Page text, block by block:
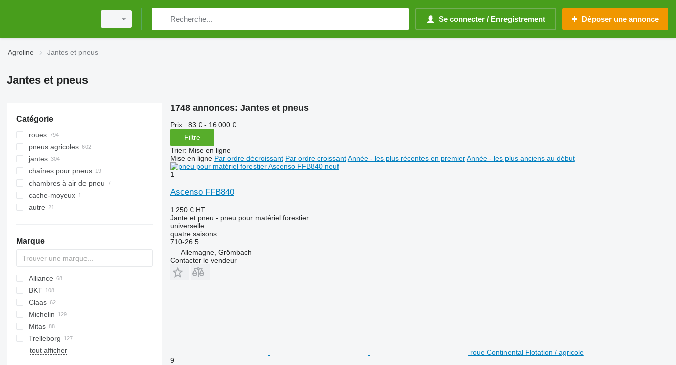
Se connecter / Enregistrement Déposer une annonce
Agroline Jantes et pneus
Jantes et pneus
Catégorie
roues
pneus agricoles
pneus de tracteur
pneus pour remorques agricoles
chenilles
pneus de moissonneuse
pneus pour matériel forestier
jantes
chaînes pour pneus
chambres à air de pneu
cache-moyeux
autre
Marque
Alliance
UX
BKT
International
MXM
MXU
Puma
432
906
907
908
GP
Claas
Ares
Atles
Lexion
Scorpion
MPT
SP
Cargo
F-series
Vario
3600
4000
4600
4610
531
541
550
3200
3400
3800
270
300
520
KT
MT
135
5445
7619
7620
X-series
Michelin
Mitas
SK
T-series
W+
TM
Ares
Rubin
TR
Trelleborg
S-series
TH
tout afficher
1748 annonces: Jantes et pneus
Prix : 83 € - 16 000 €
Filtre
Trier: Mise en ligne
Mise en ligne Par ordre décroissant Par ordre croissant Année - les plus récentes en premier Année - les plus anciens au début
1
Ascenso FFB840
1 250 € HT
Jante et pneu - pneu pour matériel forestier
universelle
quatre saisons
710-26.5
Allemagne, Grömbach
Contacter le vendeur
roue Continental Flotation / agricole
9